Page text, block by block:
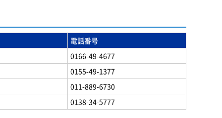
電話番号
0166-49-4677
0155-49-1377
011-889-6730
0138-34-5777